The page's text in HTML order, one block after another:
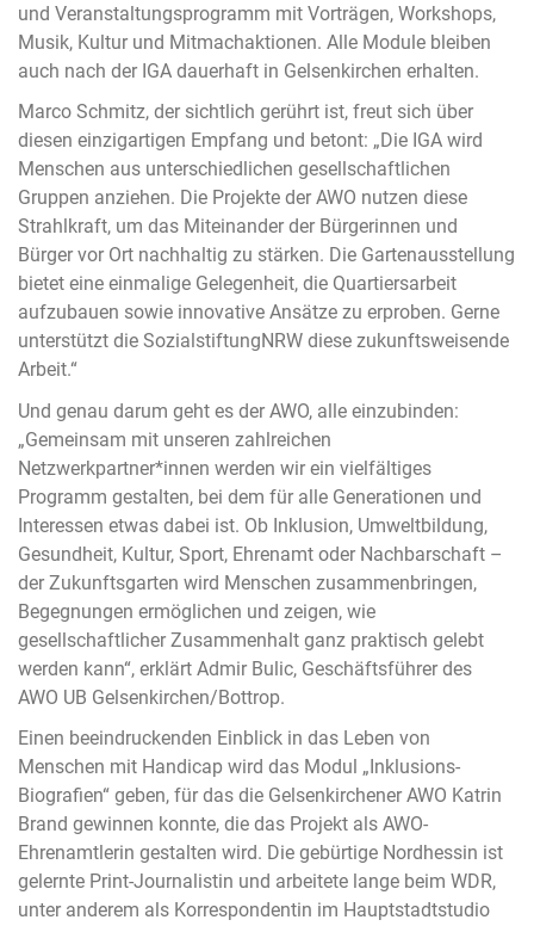
und Veranstaltungsprogramm mit Vorträgen, Workshops,
Musik, Kultur und Mitmachaktionen. Alle Module bleiben
auch nach der IGA dauerhaft in Gelsenkirchen erhalten.
Marco Schmitz, der sichtlich gerührt ist, freut sich über
diesen einzigartigen Empfang und betont: „Die IGA wird
Menschen aus unterschiedlichen gesellschaftlichen
Gruppen anziehen. Die Projekte der AWO nutzen diese
Strahlkraft, um das Miteinander der Bürgerinnen und
Bürger vor Ort nachhaltig zu stärken. Die Gartenausstellung
bietet eine einmalige Gelegenheit, die Quartiersarbeit
aufzubauen sowie innovative Ansätze zu erproben. Gerne
unterstützt die SozialstiftungNRW diese zukunftsweisende
Arbeit.“
Und genau darum geht es der AWO, alle einzubinden:
„Gemeinsam mit unseren zahlreichen
Netzwerkpartner*innen werden wir ein vielfältiges
Programm gestalten, bei dem für alle Generationen und
Interessen etwas dabei ist. Ob Inklusion, Umweltbildung,
Gesundheit, Kultur, Sport, Ehrenamt oder Nachbarschaft –
der Zukunftsgarten wird Menschen zusammenbringen,
Begegnungen ermöglichen und zeigen, wie
gesellschaftlicher Zusammenhalt ganz praktisch gelebt
werden kann“, erklärt Admir Bulic, Geschäftsführer des
AWO UB Gelsenkirchen/Bottrop.
Einen beeindruckenden Einblick in das Leben von
Menschen mit Handicap wird das Modul „Inklusions-
Biografien“ geben, für das die Gelsenkirchener AWO Katrin
Brand gewinnen konnte, die das Projekt als AWO-
Ehrenamtlerin gestalten wird. Die gebürtige Nordhessin ist
gelernte Print-Journalistin und arbeitete lange beim WDR,
unter anderem als Korrespondentin im Hauptstadtstudio